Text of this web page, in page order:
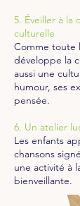
5. Éveiller à la
culturelle
Comme toute
développe la
aussi une
humour, ses
pensée.
6. Un atelier
Les enfants
chansons
une activité à
bienveillante.